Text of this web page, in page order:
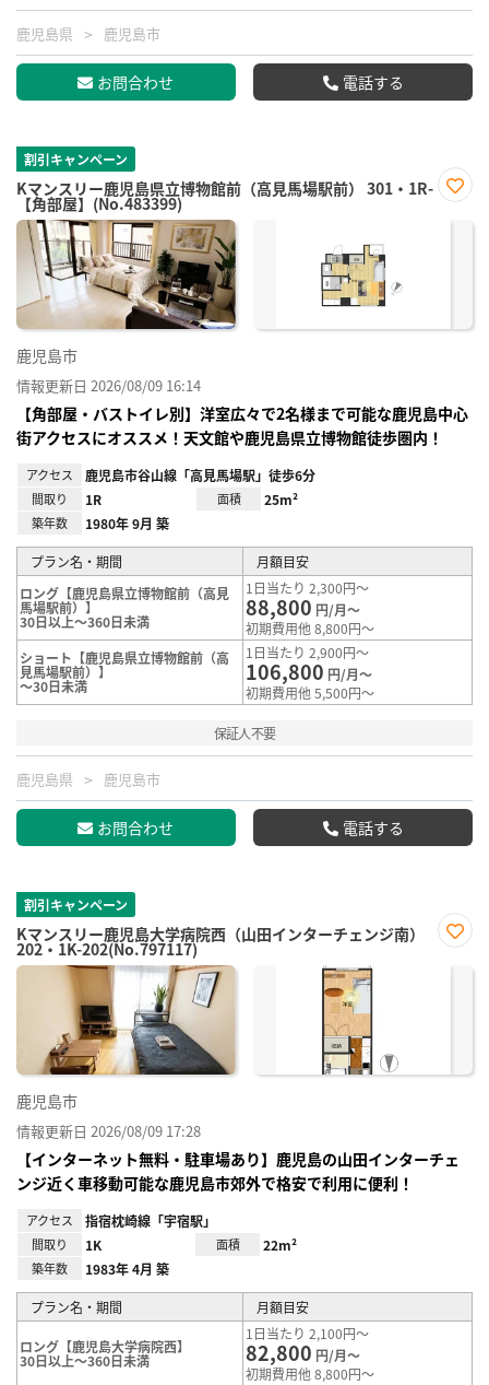
鹿児島県 鹿児島市
お問合わせ 電話する
割引キャンペーン
Kマンスリー鹿児島県立博物館前（高見馬場駅前） 301・1R-
【角部屋】(No.483399)
に入
鹿児島市
情報更新日 2026/08/09 16:14
【角部屋・バストイレ別】洋室広々で2名様まで可能な鹿児島中心
街アクセスにオススメ！天文館や鹿児島県立博物館徒歩圏内！
アクセス 鹿児島市谷山線「高見馬場駅」徒歩6分
間取り 1R 面積 25m²
築年数 1980年 9月 築
プラン名・期間
月額目安
ロング【鹿児島県立博物館前（高見
馬場駅前）】
30日以上～360日未満
1日当たり 2,300円～
88,800 円/月～
初期費用他 8,800円～
ショート【鹿児島県立博物館前（高
見馬場駅前）】
～30日未満
1日当たり 2,900円～
106,800 円/月～
初期費用他 5,500円～
保証人不要
鹿児島県 鹿児島市
お問合わせ 電話する
割引キャンペーン
Kマンスリー鹿児島大学病院西（山田インターチェンジ南）
202・1K-202(No.797117)
に入
鹿児島市
情報更新日 2026/08/09 17:28
【インターネット無料・駐車場あり】鹿児島の山田インターチェ
ンジ近く車移動可能な鹿児島市郊外で格安で利用に便利！
アクセス 指宿枕崎線「宇宿駅」
間取り 1K 面積 22m²
築年数 1983年 4月 築
プラン名・期間 月額目安
ロング【鹿児島大学病院西】
30日以上～360日未満
1日当たり 2,100円～
82,800 円/月～
初期費用他 8,800円～